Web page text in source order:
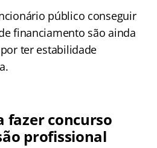
público conseguir
financiamento são ainda
ter estabilidade
fazer concurso
profissional